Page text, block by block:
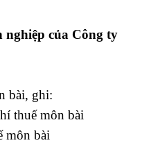
của Công ty
bài, ghi:
thuế môn bài
môn bài